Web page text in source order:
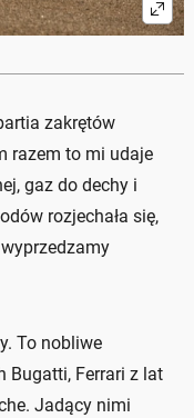
zakrętów
razem to mi udaje
gaz do dechy i
rozjechała się,
To nobliwe
Bugatti, Ferrari z lat
Jadący nimi